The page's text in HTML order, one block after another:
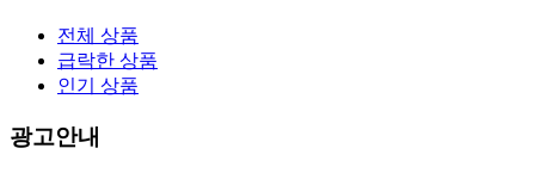
전체 상품
급락한 상품
인기 상품
광고안내